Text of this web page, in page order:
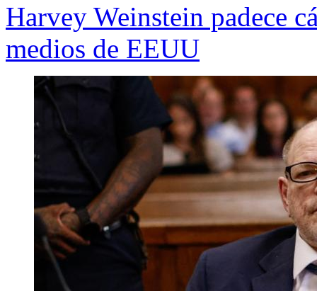
Harvey Weinstein padece
medios de EEUU